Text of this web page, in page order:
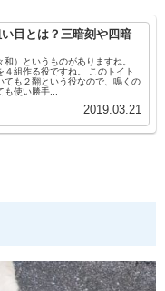
目とは？三暗刻や四暗
）というものがありますね。
４組作る役ですね。 このトイト
ても２翻という役なので、鳴くの
も使い勝手...
2019.03.21